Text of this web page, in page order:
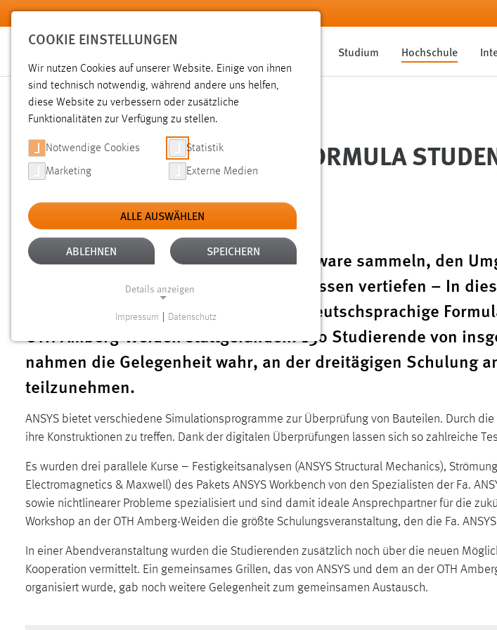
Zum Hauptinhalt springen
Studium Hochschule
Sie sind hier:
Hochschule Aktuelles News der OTH Amberg-Weiden
ANSYS-WORKSHOP FÜR FORMULA
WEIDEN
30.09.2016
Erste Erfahrungen mit Simulationssoftware sammeln, den
trainieren und bereits vorhandenes Wissen vertiefen – In
Mal der Workshop der Fa. ANSYS für deutschsprachige
OTH Amberg-Weiden stattgefunden. 130 Studierende von
nahmen die Gelegenheit wahr, an der dreitägigen Schulung
teilzunehmen.
ANSYS bietet verschiedene Simulationsprogramme zur Überprüfung von Bauteilen. Durch
ihre Konstruktionen zu treffen. Dank der digitalen Überprüfungen lassen sich so zahlreiche
Es wurden drei parallele Kurse – Festigkeitsanalysen (ANSYS Structural Mechanics),
Electromagnetics & Maxwell) des Pakets ANSYS Workbench von den Spezialisten der Fa.
sowie nichtlinearer Probleme spezialisiert und sind damit ideale Ansprechpartner für die
Workshop an der OTH Amberg-Weiden die größte Schulungsveranstaltung, den die Fa.
In einer Abendveranstaltung wurden die Studierenden zusätzlich noch über die neuen
Kooperation vermittelt. Ein gemeinsames Grillen, das von ANSYS und dem an der OTH
organisiert wurde, gab noch weitere Gelegenheit zum gemeinsamen Austausch.
COOKIE EINSTELLUNGEN
Wir nutzen Cookies auf unserer Website. Einige von ihnen
sind technisch notwendig, während andere uns helfen,
diese Website zu verbessern oder zusätzliche
Funktionalitäten zur Verfügung zu stellen.
Notwendige Cookies Statistik
Marketing Externe Medien
ALLE AUSWÄHLEN
ABLEHNEN SPEICHERN
Details anzeigen
Funktionen und sind für die einwandfreie Funktion der
Website erforderlich.
Einverständnis
Zweck:
Dieser Cookie speichert die
ausgewählten Einverständnis-Optionen
des Benutzers
Cookie Laufzeit:
Performance
Impressum Datenschutz